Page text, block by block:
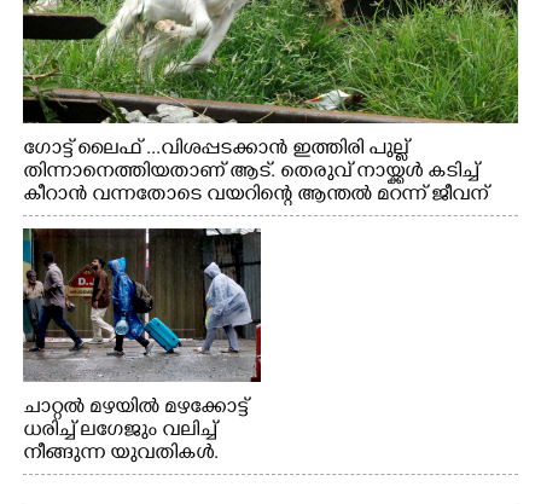
ഗോട്ട് ലൈഫ് ...വിശപ്പടക്കാൻ ഇത്തിരി പുല്ല്
തിന്നാനെത്തിയതാണ് ആട്. തെരുവ് നായ്ക്കൾ കടിച്ച്
കീറാൻ വന്നതോടെ വയറിന്റെ ആന്തൽ മറന്ന് ജീവന്
വേണ്ടിയായി ഓട്ടം. എറണാകുളം വാത്തുരുത്തിയിൽ
നിന്നുള്ള കാഴ്ച
ചാറ്റൽ മഴയിൽ മഴക്കോട്ട്
ധരിച്ച് ലഗേജും വലിച്ച്
നീങ്ങുന്ന യുവതികൾ.
എറണാകുളം മേനകയിൽ